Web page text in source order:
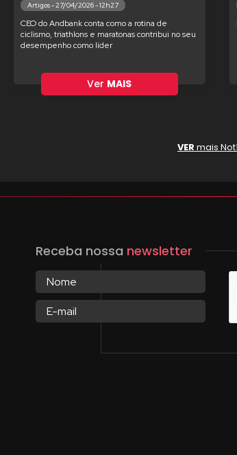
Artigos - 27/04/2026 - 12h27
CEO do Andbank conta como a rotina de
ciclismo, triathlons e maratonas contribui no seu
desempenho como líder
Ver MAIS
VER mais
Receba nossa newsletter